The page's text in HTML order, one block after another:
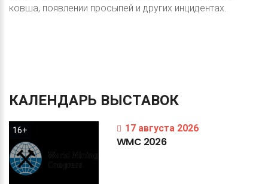
ковша, появлении просыпей и других инцидентах.
КАЛЕНДАРЬ ВЫСТАВОК
16+ 17 августа 2026
WMC 2026